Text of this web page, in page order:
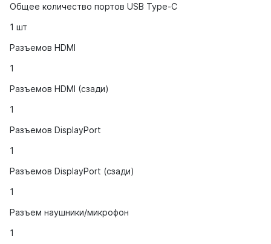
Общее количество портов USB Type-С
1 шт
Разъемов HDMI
1
Разъемов HDMI (сзади)
1
Разъемов DisplayPort
1
Разъемов DisplayPort (сзади)
1
Разъем наушники/микрофон
1